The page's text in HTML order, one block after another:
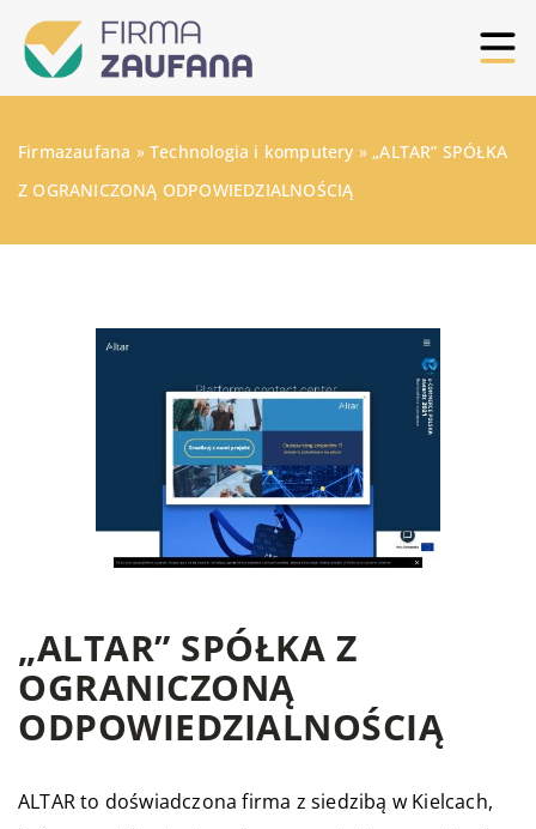
Firmazaufana »Technologia i komputery »„ALTAR” SPÓŁKA
Z OGRANICZONĄ ODPOWIEDZIALNOŚCIĄ
„ALTAR” SPÓŁKA Z
OGRANICZONĄ
ODPOWIEDZIALNOŚCIĄ
ALTAR to doświadczona firma z siedzibą w Kielcach,